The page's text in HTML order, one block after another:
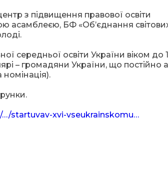
з підвищення правової освіти
асамблеєю, БФ «Об’єднання
середньої освіти України віком до
– громадяни України, що постійно
startuvav-xvi-vseukrainskomu…